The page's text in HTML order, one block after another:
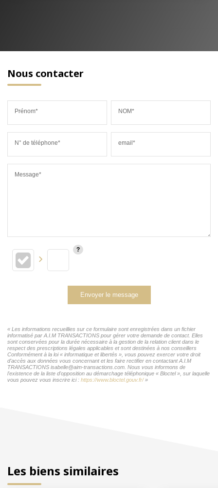
Nous contacter
Prénom* NOM*
N° de téléphone* email*
Message*
Envoyer le message
« Les informations recueillies sur ce formulaire sont enregistrées dans un fichier
informatisé par A.I.M TRANSACTIONS pour gérer votre demande de contact. Elles
sont conservées pour la durée nécessaire à la gestion de la relation client dans le
respect des prescriptions légales applicables et sont destinées à nos conseillers
Conformément à la loi « informatique et libertés », vous pouvez exercer votre droit
d'accès aux données vous concernant et les faire rectifier en contactant A.I.M
TRANSACTIONS isabelle@aim-transactions.com. Nous vous informons de
l'existence de la liste d'opposition au démarchage téléphonique « Bloctel », sur laquelle
vous pouvez vous inscrire ici : https://www.bloctel.gouv.fr/»
Les biens similaires